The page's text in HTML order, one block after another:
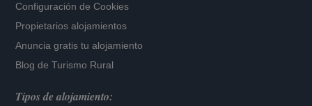
Configuración de Cookies
Propietarios alojamientos
Anuncia gratis tu alojamiento
Blog de Turismo Rural
Tipos de alojamiento: